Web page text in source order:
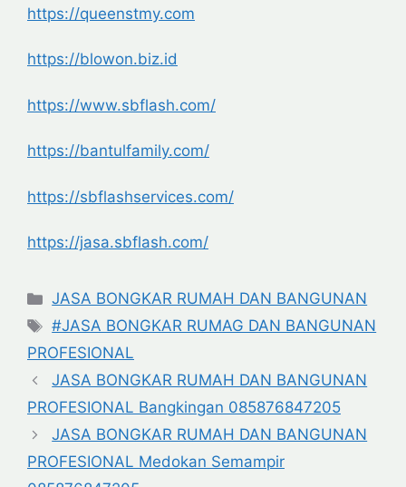
https://queenstmy.com
https://blowon.biz.id
https://www.sbflash.com/
https://bantulfamily.com/
https://sbflashservices.com/
https://jasa.sbflash.com/
Categories
JASA BONGKAR RUMAH DAN BANGUNAN
Tags
#JASA BONGKAR RUMAG DAN BANGUNAN
PROFESIONAL
JASA BONGKAR RUMAH DAN BANGUNAN
PROFESIONAL Bangkingan 085876847205
JASA BONGKAR RUMAH DAN BANGUNAN
PROFESIONAL Medokan Semampir